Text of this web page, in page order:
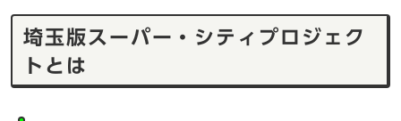
埼玉版スーパー・シティプロジェク
トとは